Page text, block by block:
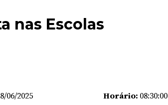
nas Escolas
06/2025 Horário: 08:30:00